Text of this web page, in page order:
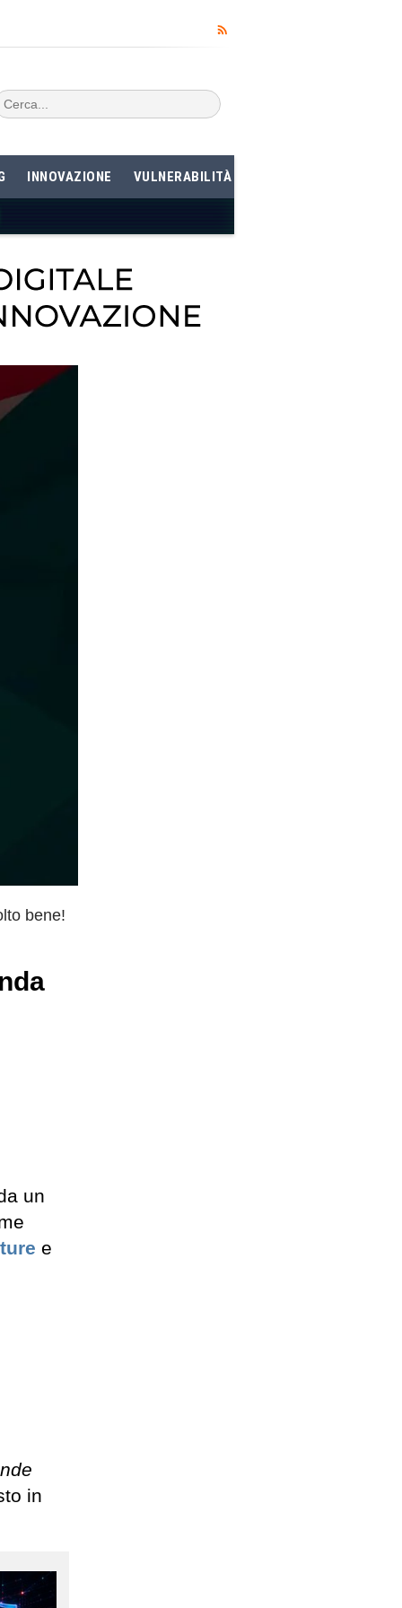
INNOVAZIONE VULNERABILITÀ
bene!
un
e
in